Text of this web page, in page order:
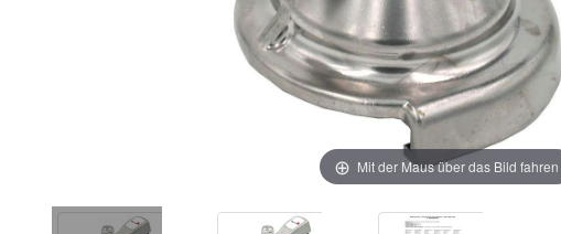
Mit der Maus über das Bild fahren